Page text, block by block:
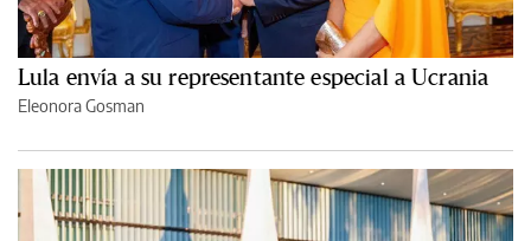
Lula envía a su representante especial a Ucrania
Eleonora Gosman